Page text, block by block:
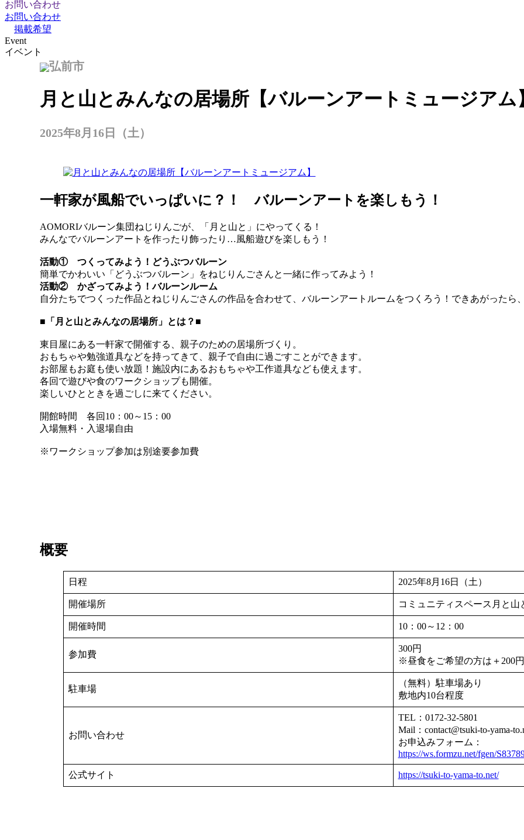
お問い合わせ
お問い合わせ
掲載希望
Event
イベント
弘前市
月と山とみんなの居場所【バルーンアートミュージアム
2025年8月16日（土）
一軒家が風船でいっぱいに？！ バルーンアートを楽しもう！
AOMORIバルーン集団ねじりんごが、「月と山と」にやってくる！
みんなでバルーンアートを作ったり飾ったり…風船遊びを楽しもう！
活動① つくってみよう！どうぶつバルーン
簡単でかわいい「どうぶつバルーン」をねじりんごさんと一緒に作ってみよう！
活動② かざってみよう！バルーンルーム
自分たちでつくった作品とねじりんごさんの作品を合わせて、バルーンアートルームをつくろう！できあがったら
■「月と山とみんなの居場所」とは？■
東目屋にある一軒家で開催する、親子のための居場所づくり。
おもちゃや勉強道具などを持ってきて、親子で自由に過ごすことができます。
お部屋もお庭も使い放題！施設内にあるおもちゃや工作道具なども使えます。
各回で遊びや食のワークショップも開催。
楽しいひとときを過ごしに来てください。
開館時間 各回10：00～15：00
入場無料・入退場自由
※ワークショップ参加は別途要参加費
概要
日程 2025年8月16日（土）
開催場所 コミュニティスペース月と山
開催時間 10：00～12：00
参加費
300円
※昼食をご希望の方は＋200円
駐車場
（無料）駐車場あり
敷地内10台程度
お問い合わせ
TEL：0172-32-5801
Mail：contact@tsuki-to-yama-
お申込みフォーム：
https://ws.formzu.net/fgen/
公式サイト https://tsuki-to-yama-to.net/